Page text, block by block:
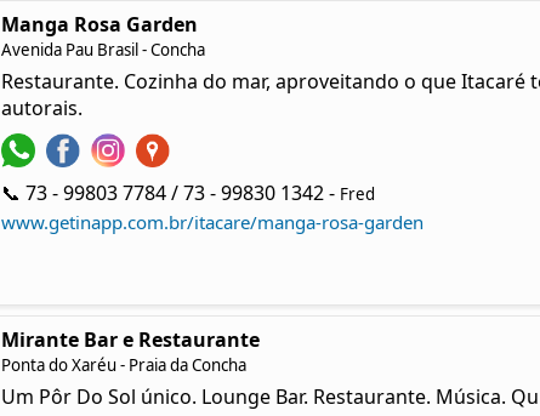
Manga Rosa Garden
Avenida Pau Brasil - Concha
Restaurante. Cozinha do mar, aproveitando o que
autorais.
📞 73 - 99803 7784 / 73 - 99830 1342 - Fred
www.getinapp.com.br/itacare/manga-rosa-garden
Mirante Bar e Restaurante
Ponta do Xaréu - Praia da Concha
Um Pôr Do Sol único. Lounge Bar. Restaurante. Música.